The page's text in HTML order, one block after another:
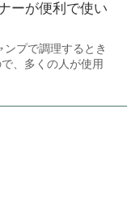
ーが便利で使い
プで調理するとき
、多くの人が使用